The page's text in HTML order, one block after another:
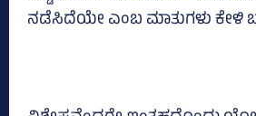
ನಡೆಸಿದೆಯೇ ಎಂಬ ಮಾತುಗಳು ಕೇಳಿ